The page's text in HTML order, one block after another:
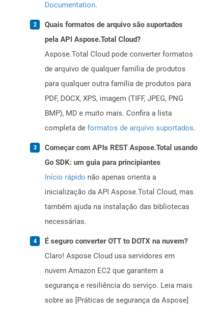
Documentation.
Quais formatos de arquivo são suportados
pela API Aspose.Total Cloud?
Aspose.Total Cloud pode converter formatos
de arquivo de qualquer família de produtos
para qualquer outra família de produtos para
PDF, DOCX, XPS, imagem (TIFF, JPEG, PNG
BMP), MD e muito mais. Confira a lista
completa de formatos de arquivo suportados.
Começar com APIs REST Aspose.Total usando
Go SDK: um guia para principiantes
Início rápido não apenas orienta a
inicialização da API Aspose.Total Cloud, mas
também ajuda na instalação das bibliotecas
necessárias.
É seguro converter OTT to DOTX na nuvem?
Claro! Aspose Cloud usa servidores em
nuvem Amazon EC2 que garantem a
segurança e resiliência do serviço. Leia mais
sobre as [Práticas de segurança da Aspose]